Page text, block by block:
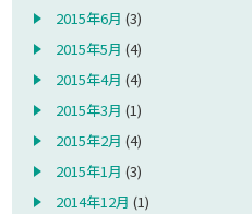
2015年6月 (3)
2015年5月 (4)
2015年4月 (4)
2015年3月 (1)
2015年2月 (4)
2015年1月 (3)
2014年12月 (1)